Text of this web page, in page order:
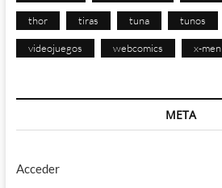
thor tiras tuna tunos
videojuegos webcomics x-men
META
Acceder